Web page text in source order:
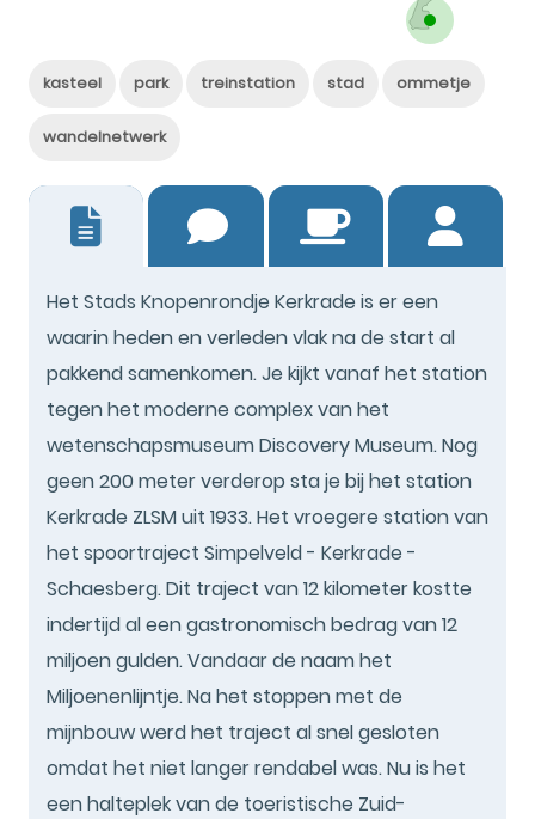
kasteel park treinstation stad ommetje
wandelnetwerk
Het Stads Knopenrondje Kerkrade is er een
waarin heden en verleden vlak na de start al
pakkend samenkomen. Je kijkt vanaf het station
tegen het moderne complex van het
wetenschapsmuseum Discovery Museum. Nog
geen 200 meter verderop sta je bij het station
Kerkrade ZLSM uit 1933. Het vroegere station van
het spoortraject Simpelveld - Kerkrade -
Schaesberg. Dit traject van 12 kilometer kostte
indertijd al een gastronomisch bedrag van 12
miljoen gulden. Vandaar de naam het
Miljoenenlijntje. Na het stoppen met de
mijnbouw werd het traject al snel gesloten
omdat het niet langer rendabel was. Nu is het
een halteplek van de toeristische Zuid-